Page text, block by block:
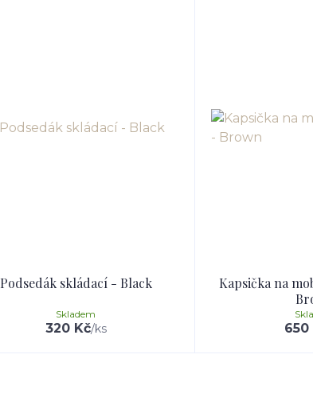
Podsedák skládací - Black
320 Kč/ks
Skladem
Kapsička na
650